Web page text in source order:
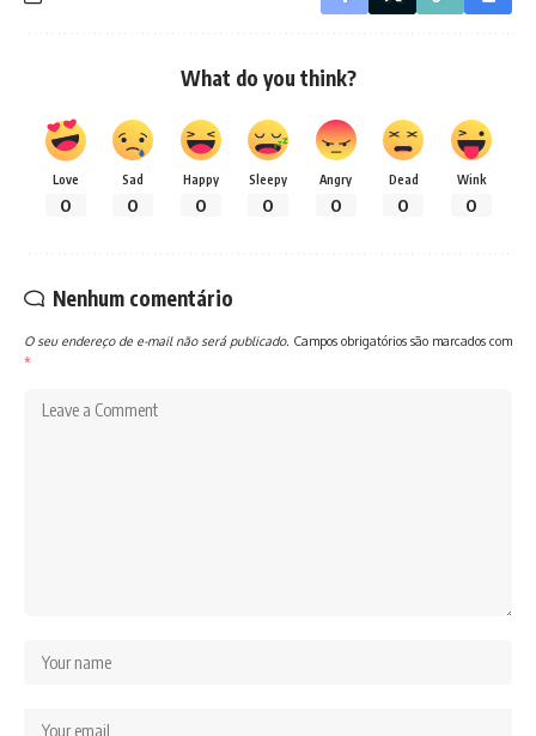
What do you think?
Love
0
Sad
0
Happy
0
Sleepy
0
Angry
0
Dead
0
Wink
0
Nenhum comentário
O seu endereço de e-mail não será publicado. Campos obrigatórios são marcados com
*